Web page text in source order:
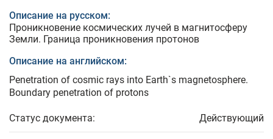
Описание на русском:
Проникновение космических лучей в магнитосферу
Земли. Граница проникновения протонов
Описание на английском:
Penetration of cosmic rays into Earth`s magnetosphere.
Boundary penetration of protons
Статус документа: Действующий